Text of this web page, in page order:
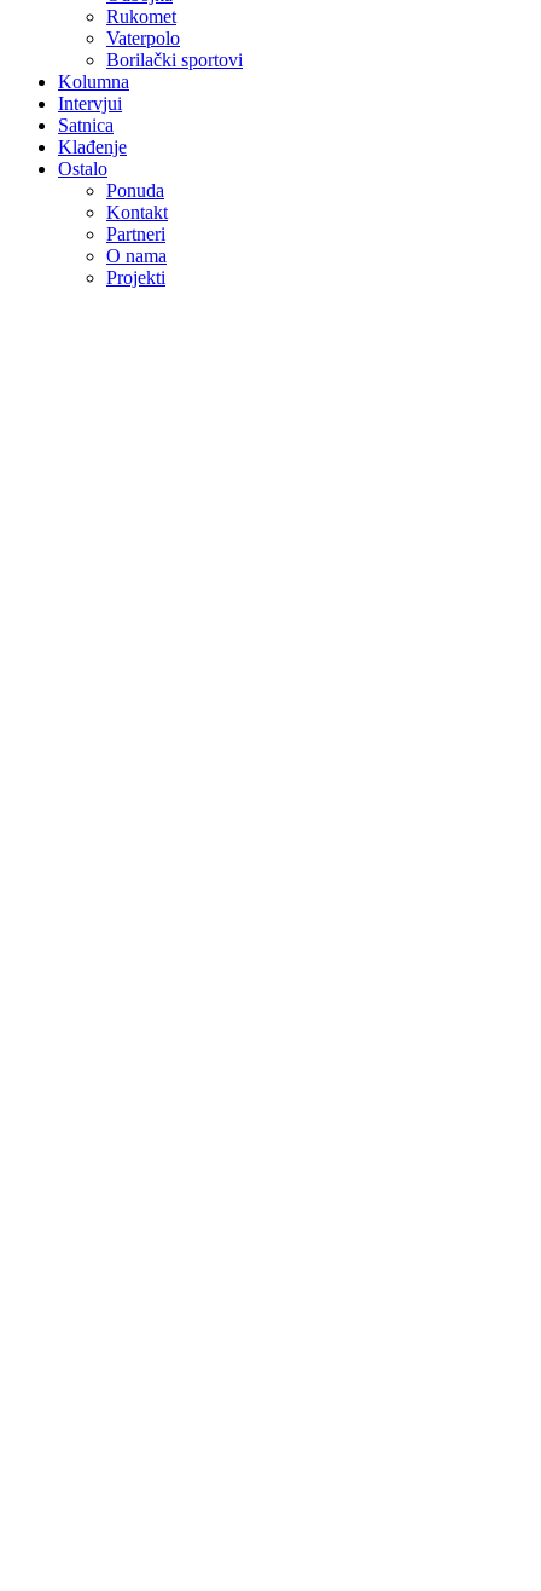
Rukomet
Vaterpolo
Borilački sportovi
Kolumna
Intervjui
Satnica
Klađenje
Ostalo
Ponuda
Kontakt
Partneri
O nama
Projekti